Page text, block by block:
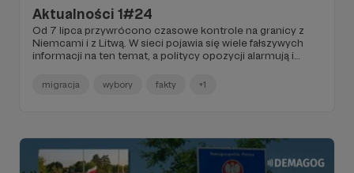
Aktualności 1#24
Od 7 lipca przywrócono czasowe kontrole na granicy z
Niemcami i z Litwą. W sieci pojawia się wiele fałszywych
informacji na ten temat, a politycy opozycji alarmują i
polsko-niemieckiej granicy?
migracja wybory fakty +1